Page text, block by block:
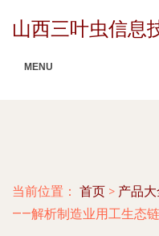
山西三叶虫信息
MENU
当前位置： 首页 > 产品大
——解析制造业用工生态链